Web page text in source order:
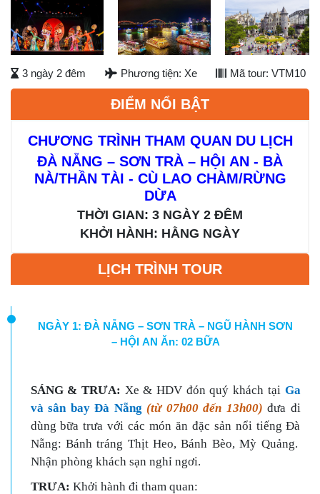
Next
3 ngày 2 đêm
Phương tiện: Xe Mã tour: VTM10
ĐIỂM NỔI BẬT
CHƯƠNG TRÌNH THAM QUAN DU LỊCH
ĐÀ NẴNG – SƠN TRÀ – HỘI AN - BÀ
NÀ/THẦN TÀI - CÙ LAO CHÀM/RỪNG
DỪA
THỜI GIAN: 3 NGÀY 2 ĐÊM
KHỞI HÀNH: HẰNG NGÀY
LỊCH TRÌNH TOUR
NGÀY 1: ĐÀ NẴNG – SƠN TRÀ – NGŨ HÀNH SƠN
– HỘI AN Ăn: 02 BỮA
SÁNG & TRƯA: Xe & HDV đón quý khách tại Ga
và sân bay Đà Nẵng (từ 07h00 đến 13h00) đưa đi
dùng bữa trưa với các món ăn đặc sản nổi tiếng Đà
Nẵng: Bánh tráng Thịt Heo, Bánh Bèo, Mỳ Quảng.
Nhận phòng khách sạn nghỉ ngơi.
TRƯA: Khởi hành đi tham quan: